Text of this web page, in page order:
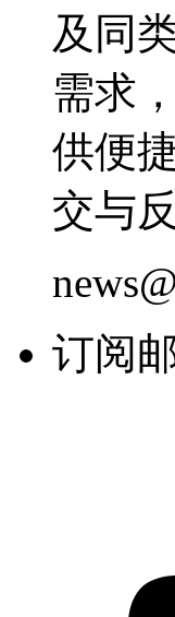
及同
需求
供便
交与
订阅